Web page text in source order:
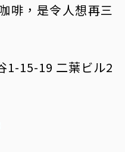
啡，是令人想再三
1-15-19 二葉ビル2